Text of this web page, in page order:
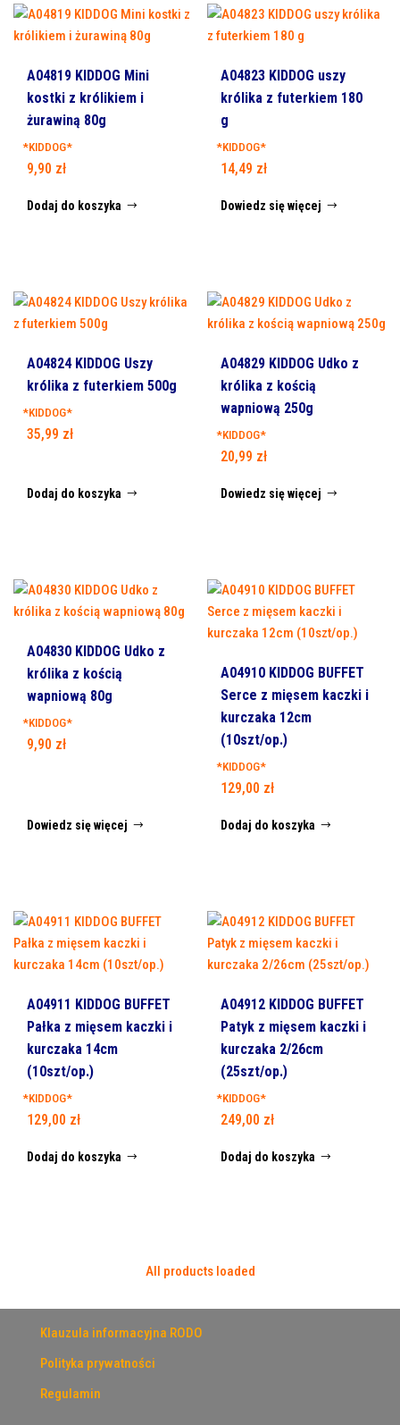
A04819 KIDDOG Mini
kostki z królikiem i
żurawiną 80g
*KIDDOG*
9,90 zł
Dodaj do koszyka
A04823 KIDDOG uszy
królika z futerkiem 180
g
*KIDDOG*
14,49 zł
Dowiedz się więcej
A04824 KIDDOG Uszy
królika z futerkiem 500g
*KIDDOG*
35,99 zł
Dodaj do koszyka
A04829 KIDDOG Udko z
królika z kością
wapniową 250g
*KIDDOG*
20,99 zł
Dowiedz się więcej
A04830 KIDDOG Udko z
królika z kością
wapniową 80g
*KIDDOG*
9,90 zł
Dowiedz się więcej
A04910 KIDDOG BUFFET
Serce z mięsem kaczki i
kurczaka 12cm
(10szt/op.)
*KIDDOG*
129,00 zł
Dodaj do koszyka
A04911 KIDDOG BUFFET
Pałka z mięsem kaczki i
kurczaka 14cm
(10szt/op.)
*KIDDOG*
129,00 zł
Dodaj do koszyka
A04912 KIDDOG BUFFET
Patyk z mięsem kaczki i
kurczaka 2/26cm
(25szt/op.)
*KIDDOG*
249,00 zł
Dodaj do koszyka
All products loaded
Klauzula informacyjna RODO
Polityka prywatności
Regulamin